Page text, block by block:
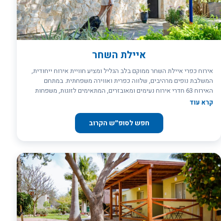
איילת השחר
אירוח כפרי איילת השחר ממוקם בלב הגליל ומציע חוויית אירוח ייחודית,
המשלבת נופים מרהיבים, שלווה כפרית ואווירה משפחתית. במתחם
האירוח 63 חדרי אירוח נעימים ומאובזרים, המתאימים לזוגות, משפחות
וקבוצות. המקום מוקף בטבע גלילי שופע. המיקום המרכזי של הקיבוץ
קרא עוד
חפש לסופ״ש הקרוב